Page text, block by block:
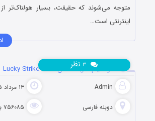
متوجه می‌شوند که حقیقت، بسیار هولناک‌تر
اینترنتی است…
دانلود فیلم ضربه شانس Lucky Strike 2026
Admin ۱۳ مرداد ۱۴۰۵
دوبله فارسی ۷۵۶۰۸۵ بازدید
نظر